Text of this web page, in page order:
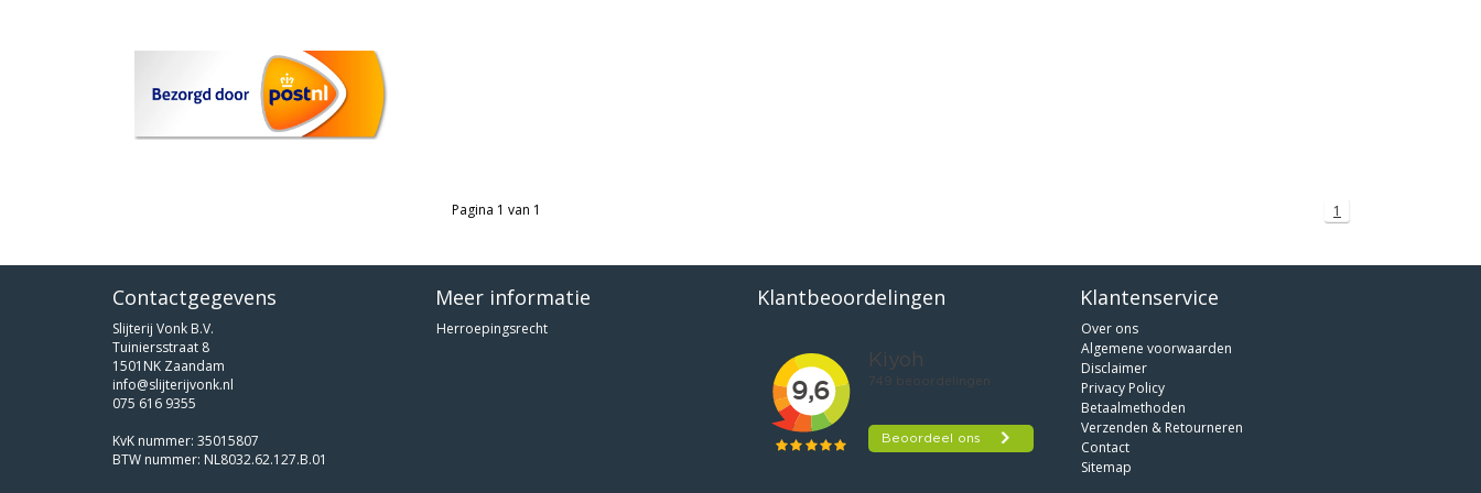
Pagina 1 van 1 1
Contactgegevens
Slijterij Vonk B.V.
Tuiniersstraat 8
1501NK Zaandam
info@slijterijvonk.nl
075 616 9355
KvK nummer: 35015807
BTW nummer: NL8032.62.127.B.01
Meer informatie
Herroepingsrecht
Klantbeoordelingen Klantenservice
Over ons
Algemene voorwaarden
Disclaimer
Privacy Policy
Betaalmethoden
Verzenden & Retourneren
Contact
Sitemap